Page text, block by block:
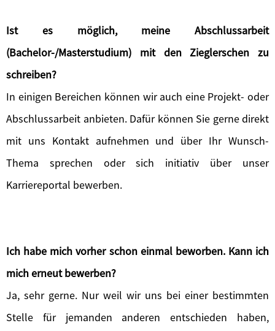
Ist es möglich, meine Abschlussarbeit
(Bachelor-/Masterstudium) mit den Zieglerschen zu
schreiben?
In einigen Bereichen können wir auch eine Projekt- oder
Abschlussarbeit anbieten. Dafür können Sie gerne direkt
mit uns Kontakt aufnehmen und über Ihr Wunsch-
Thema sprechen oder sich initiativ über unser
Karriereportal bewerben.
Ich habe mich vorher schon einmal beworben. Kann ich
mich erneut bewerben?
Ja, sehr gerne. Nur weil wir uns bei einer bestimmten
Stelle für jemanden anderen entschieden haben,